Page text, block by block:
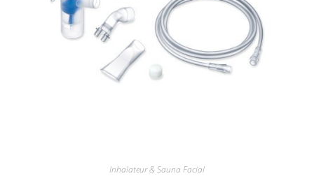
Inhalateur & Sauna Facial